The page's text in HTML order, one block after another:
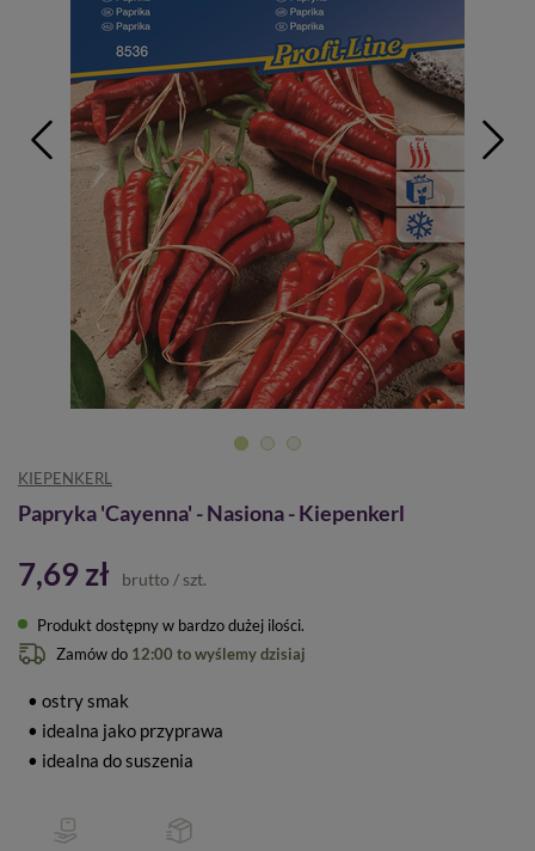
KIEPENKERL
Papryka 'Cayenna' - Nasiona - Kiepenkerl
7,69 zł brutto / szt.
Produkt dostępny w bardzo dużej ilości
Zamów do 12:00 to wyślemy dzisiaj
• ostry smak
• idealna jako przyprawa
• idealna do suszenia